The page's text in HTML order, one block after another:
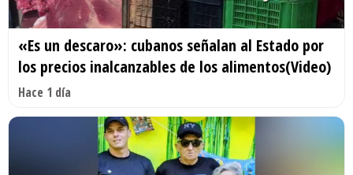
«Es un descaro»: cubanos señalan al Estado por
los precios inalcanzables de los alimentos(Video)
Hace 1 día